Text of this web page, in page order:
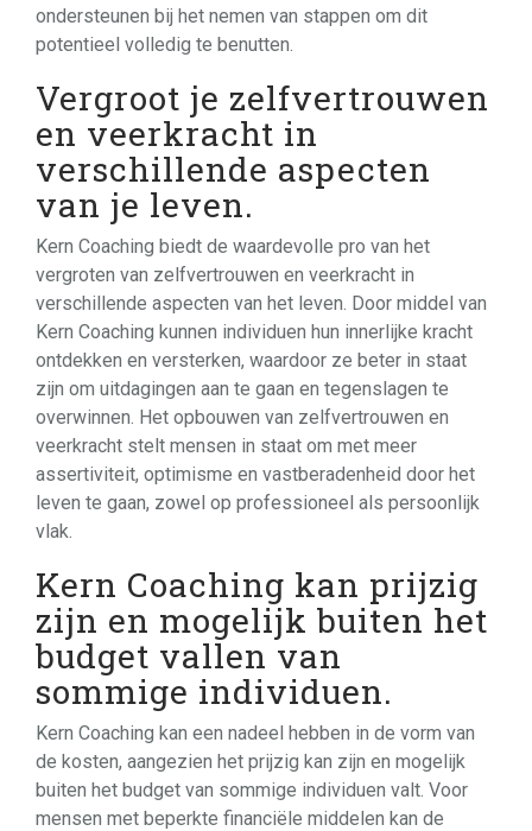
ondersteunen bij het nemen van stappen om dit
potentieel volledig te benutten.
Vergroot je zelfvertrouwen
en veerkracht in
verschillende aspecten
van je leven.
Kern Coaching biedt de waardevolle pro van het
vergroten van zelfvertrouwen en veerkracht in
verschillende aspecten van het leven. Door middel van
Kern Coaching kunnen individuen hun innerlijke kracht
ontdekken en versterken, waardoor ze beter in staat
zijn om uitdagingen aan te gaan en tegenslagen te
overwinnen. Het opbouwen van zelfvertrouwen en
veerkracht stelt mensen in staat om met meer
assertiviteit, optimisme en vastberadenheid door het
leven te gaan, zowel op professioneel als persoonlijk
vlak.
Kern Coaching kan prijzig
zijn en mogelijk buiten het
budget vallen van
sommige individuen.
Kern Coaching kan een nadeel hebben in de vorm van
de kosten, aangezien het prijzig kan zijn en mogelijk
buiten het budget van sommige individuen valt. Voor
mensen met beperkte financiële middelen kan de